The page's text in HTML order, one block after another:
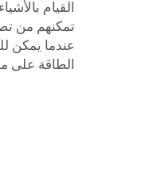
القيام
تمكنهم من
عندما يمكن
الطاقة على